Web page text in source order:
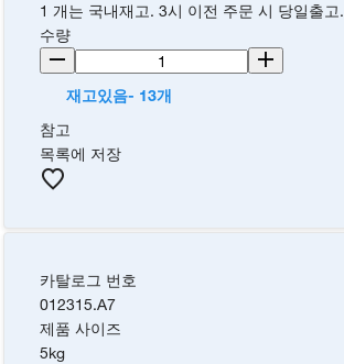
1 개는 국내재고. 3시 이전 주문 시 당일출고.
수량
재고있음- 13개
참고
목록에 저장
카탈로그 번호
012315.A7
제품 사이즈
5kg